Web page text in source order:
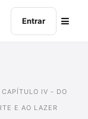
Entrar
CAPÍTULO IV - DO
E AO LAZER